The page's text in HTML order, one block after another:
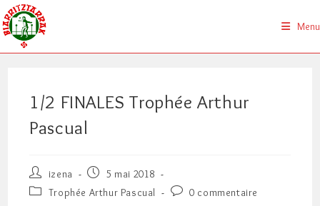
Skip
to
content
Menu
1/2 FINALES Trophée Arthur
Pascual
Auteur/autrice
de
la
izena
Publication
publiée :
5 mai 2018
PostTrophée Arthur Pascual
Commentaires
0 commentaire